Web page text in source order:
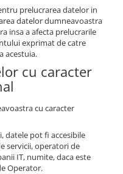
prelucrarea datelor in
datelor dumneavoastra
insa a afecta prelucrarile
exprimat de catre
acestuia.
cu caracter
cu caracter
datele pot fi accesibile
servicii, operatori de
IT, numite, daca este
Operator.